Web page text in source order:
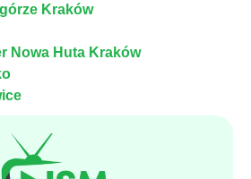
Kraków
Nowa Huta Kraków